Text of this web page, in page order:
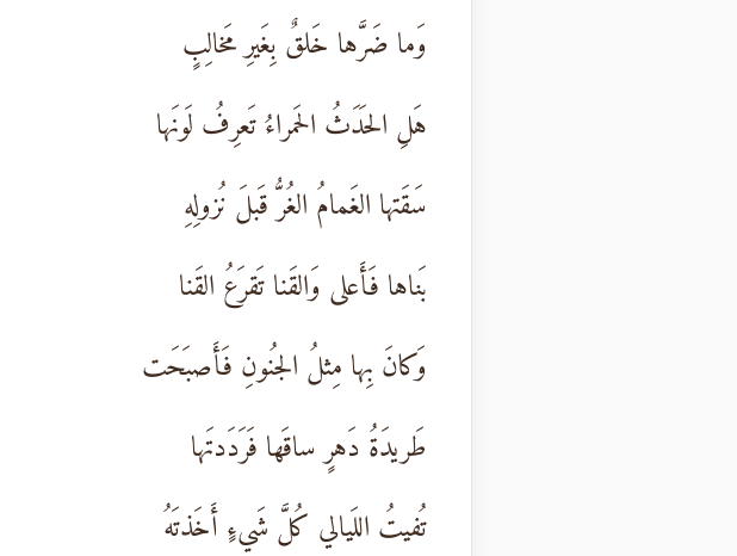
وَما ضَرَّها خَلقٌ بِغَيرِ مَخالِبٍ
هَلِ الحَدَثُ الحَمراءُ تَعرِفُ لَونَها
سَقَتها الغَمامُ الغُرُّ قَبلَ نُزولِهِ
بَناها فَأَعلى وَالقَنا تَقرَعُ القَنا
وَكانَ بِها مِثلُ الجُنونِ فَأَصبَحَت
طَريدَةُ دَهرٍ ساقَها فَرَدَدتَها
تُفيتُ اللَيالي كُلَّ شَيءٍ أَخَذتَهُ